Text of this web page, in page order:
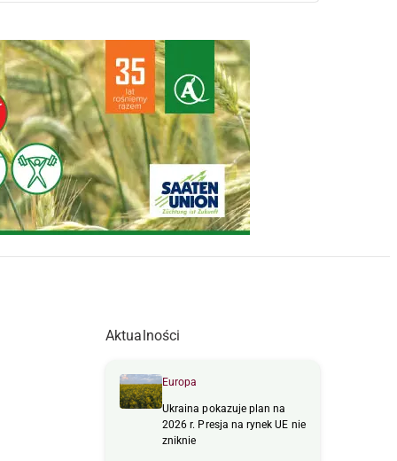
Aktualności
Europa
Ukraina pokazuje plan na
2026 r. Presja na rynek UE nie
zniknie